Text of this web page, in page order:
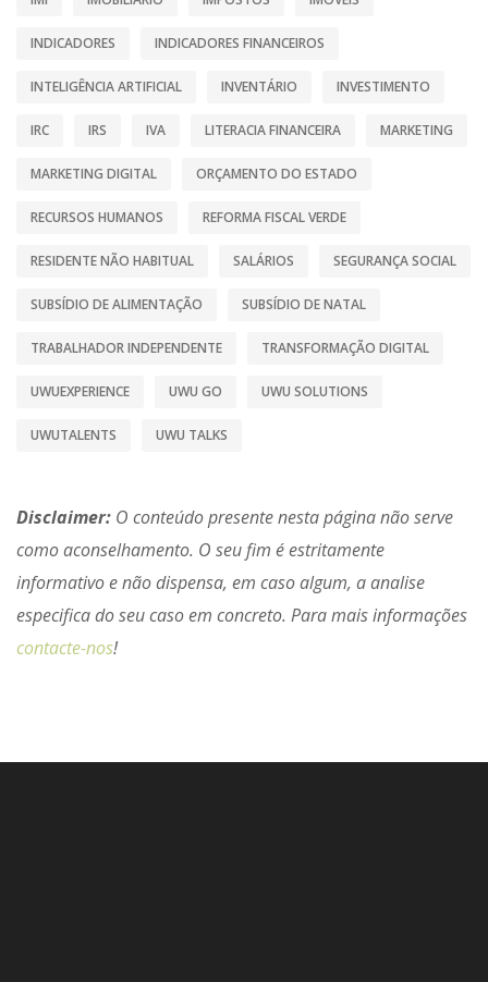
INDICADORES INDICADORES FINANCEIROS
INTELIGÊNCIA ARTIFICIAL INVENTÁRIO INVESTIMENTO
IRC IRS IVA LITERACIA FINANCEIRA MARKETING
MARKETING DIGITAL ORÇAMENTO DO ESTADO
RECURSOS HUMANOS REFORMA FISCAL VERDE
RESIDENTE NÃO HABITUAL SALÁRIOS SEGURANÇA SOCIAL
SUBSÍDIO DE ALIMENTAÇÃO SUBSÍDIO DE NATAL
TRABALHADOR INDEPENDENTE TRANSFORMAÇÃO DIGITAL
UWUEXPERIENCE UWU GO UWU SOLUTIONS
UWUTALENTS UWU TALKS
Disclaimer: O conteúdo presente nesta página não serve
como aconselhamento. O seu fim é estritamente
informativo e não dispensa, em caso algum, a analise
especifica do seu caso em concreto. Para mais informações
contacte-nos!